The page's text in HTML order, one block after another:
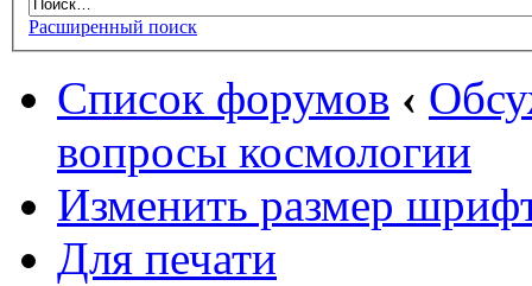
Расширенный поиск
Список форумов ‹
вопросы космологии
Изменить размер
Для печати